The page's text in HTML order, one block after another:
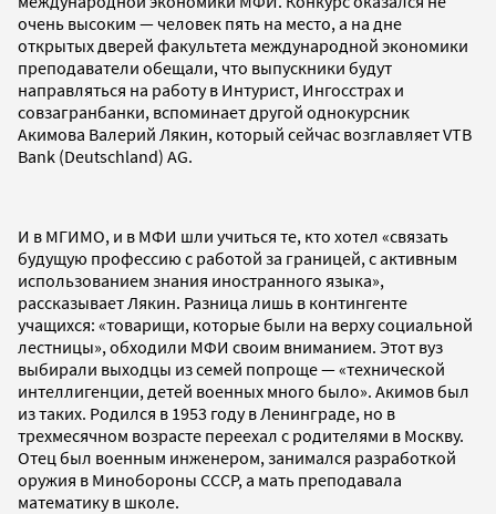
очень высоким — человек пять на место, а на дне
открытых дверей факультета международной экономики
преподаватели обещали, что выпускники будут
направляться на работу в Интурист, Ингосстрах и
совзагранбанки, вспоминает другой однокурсник
Акимова Валерий Лякин, который сейчас возглавляет VTB
Bank (Deutschland) AG.
И в МГИМО, и в МФИ шли учиться те, кто хотел «связать
будущую профессию с работой за границей, с активным
использованием знания иностранного языка»,
рассказывает Лякин. Разница лишь в контингенте
учащихся: «товарищи, которые были на верху социальной
лестницы», обходили МФИ своим вниманием. Этот вуз
выбирали выходцы из семей попроще — «технической
интеллигенции, детей военных много было». Акимов был
из таких. Родился в 1953 году в Ленинграде, но в
трехмесячном возрасте переехал с родителями в Москву.
Отец был военным инженером, занимался разработкой
оружия в Минобороны СССР, а мать преподавала
математику в школе.